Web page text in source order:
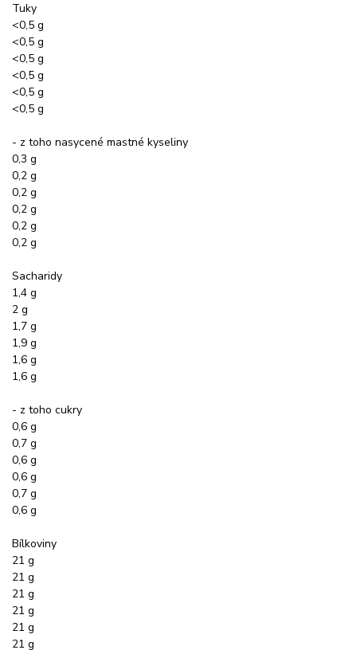
Tuky
<0,5 g
<0,5 g
<0,5 g
<0,5 g
<0,5 g
<0,5 g
- z toho nasycené mastné kyseliny
0,3 g
0,2 g
0,2 g
0,2 g
0,2 g
0,2 g
Sacharidy
1,4 g
2 g
1,7 g
1,9 g
1,6 g
1,6 g
- z toho cukry
0,6 g
0,7 g
0,6 g
0,6 g
0,7 g
0,6 g
Bílkoviny
21 g
21 g
21 g
21 g
21 g
21 g